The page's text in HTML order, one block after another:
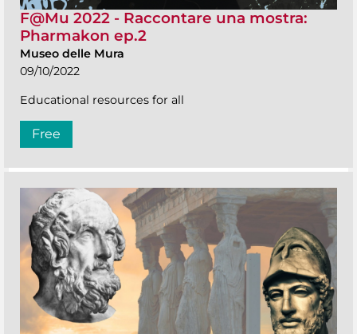
F@Mu 2022 - Raccontare una mostra:
Pharmakon ep.2
Museo delle Mura
09/10/2022
Educational resources for all
Free